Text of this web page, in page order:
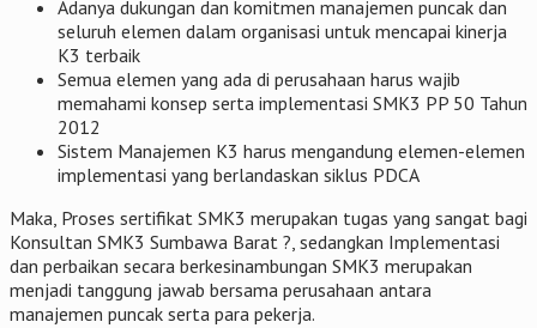
Adanya dukungan dan komitmen manajemen puncak dan
seluruh elemen dalam organisasi untuk mencapai kinerja
K3 terbaik
Semua elemen yang ada di perusahaan harus wajib
memahami konsep serta implementasi SMK3 PP 50 Tahun
2012
Sistem Manajemen K3 harus mengandung elemen-elemen
implementasi yang berlandaskan siklus PDCA
Maka, Proses sertifikat SMK3 merupakan tugas yang sangat bagi
Konsultan SMK3 Sumbawa Barat ?, sedangkan Implementasi
dan perbaikan secara berkesinambungan SMK3 merupakan
menjadi tanggung jawab bersama perusahaan antara
manajemen puncak serta para pekerja.